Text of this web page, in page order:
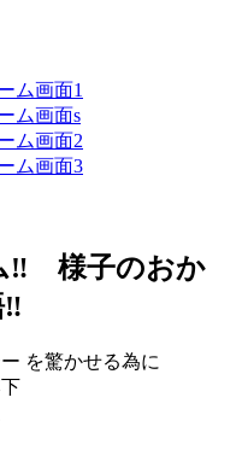
‼ 様子のおか
を驚かせる為に